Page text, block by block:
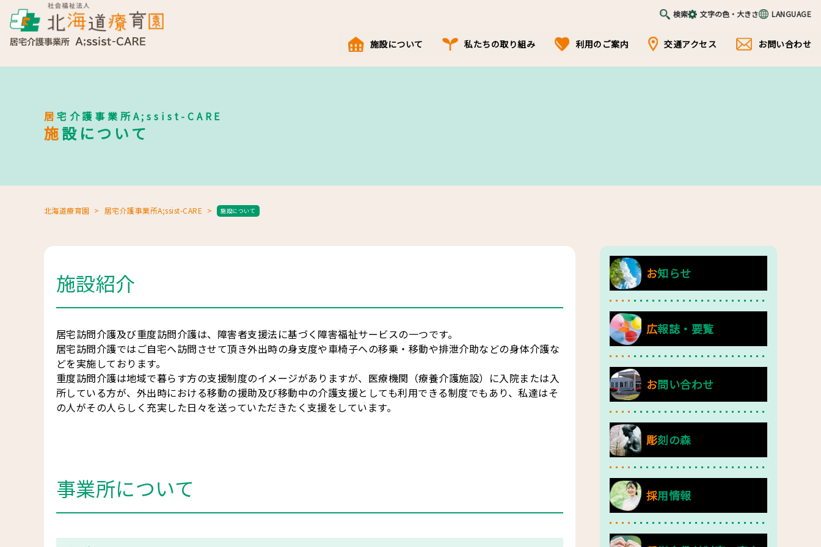
検索 文字の色・大きさ LANGUAGE
施設について 私たちの取り組み 利用のご案内 交通アクセス お問い合わせ
居宅介護事業所A;ssist-CARE
施設について
北海道療育園 居宅介護事業所A;ssist-CARE 施設について
施設紹介
居宅訪問介護及び重度訪問介護は、障害者支援法に基づく障害福祉サービスの一つです。
居宅訪問介護ではご自宅へ訪問させて頂き外出時の身支度や車椅子への移乗・移動や排泄介助などの身体介護な
どを実施しております。
重度訪問介護は地域で暮らす方の支援制度のイメージがありますが、医療機関（療養介護施設）に入院または入
所している方が、外出時における移動の援助及び移動中の介護支援としても利用できる制度でもあり、私達はそ
の人がその人らしく充実した日々を送っていただきたく支援をしています。
事業所について
お知らせ
広報誌・要覧
お問い合わせ
彫刻の森
採用情報